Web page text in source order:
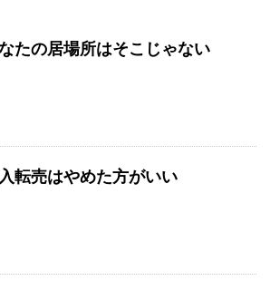
たの居場所はそこじゃない
転売はやめた方がいい